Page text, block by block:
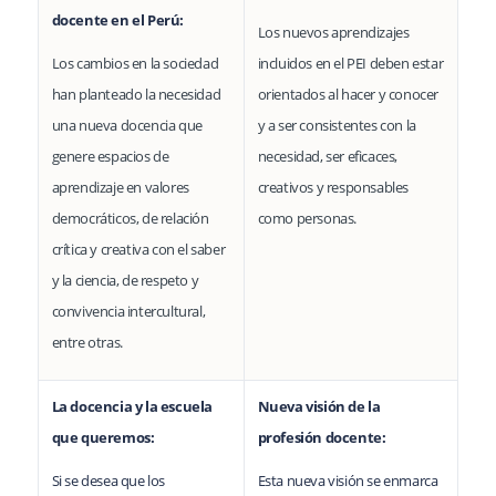
docente en el Perú:
Los cambios en la sociedad
han planteado la necesidad
una nueva docencia que
genere espacios de
aprendizaje en valores
democráticos, de relación
crítica y creativa con el saber
y la ciencia, de respeto y
convivencia intercultural,
entre otras.
Los nuevos aprendizajes
incluidos en el PEI deben estar
orientados al hacer y conocer
y a ser consistentes con la
necesidad, ser eficaces,
creativos y responsables
como personas.
La docencia y la escuela
que queremos:
Si se desea que los
Nueva visión de la
profesión docente:
Esta nueva visión se enmarca